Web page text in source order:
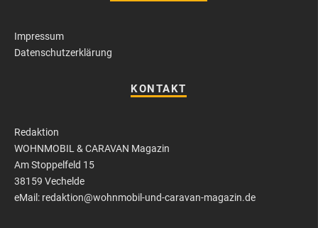
Impressum
Datenschutzerklärung
KONTAKT
Redaktion
WOHNMOBIL & CARAVAN Magazin
Am Stoppelfeld 15
38159 Vechelde
eMail: redaktion@wohnmobil-und-caravan-magazin.de